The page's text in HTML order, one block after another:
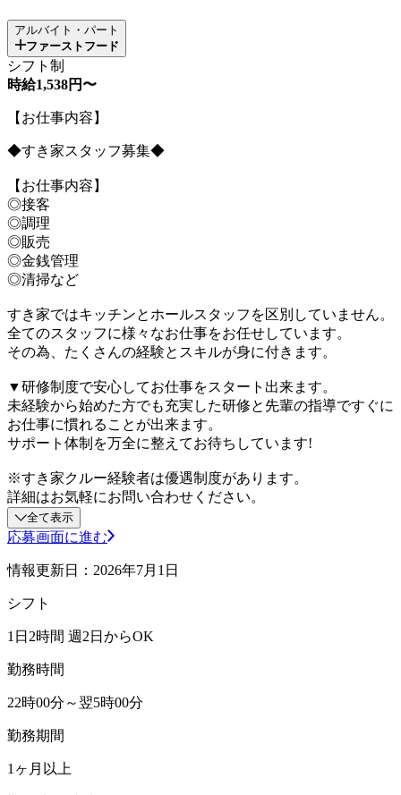
アルバイト・パート
ファーストフード
シフト制
時給1,538円〜
【お仕事内容】
◆すき家スタッフ募集◆
【お仕事内容】
◎接客
◎調理
◎販売
◎金銭管理
◎清掃など
すき家ではキッチンとホールスタッフを区別していません。
全てのスタッフに様々なお仕事をお任せしています。
その為、たくさんの経験とスキルが身に付きます。
▼研修制度で安心してお仕事をスタート出来ます。
未経験から始めた方でも充実した研修と先輩の指導ですぐに
お仕事に慣れることが出来ます。
サポート体制を万全に整えてお待ちしています!
※すき家クルー経験者は優遇制度があります。
詳細はお気軽にお問い合わせください。
全て表示
応募画面に進む
情報更新日：2026年7月1日
シフト
1日2時間 週2日からOK
勤務時間
22時00分～翌5時00分
勤務期間
1ヶ月以上